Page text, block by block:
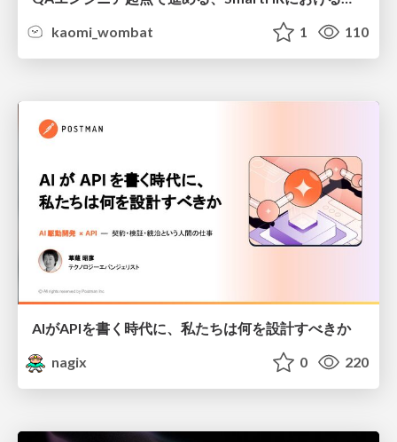
kaomi_wombat
1 110
AIがAPIを書く時代に、私たちは何を設計すべきか
nagix
0 220